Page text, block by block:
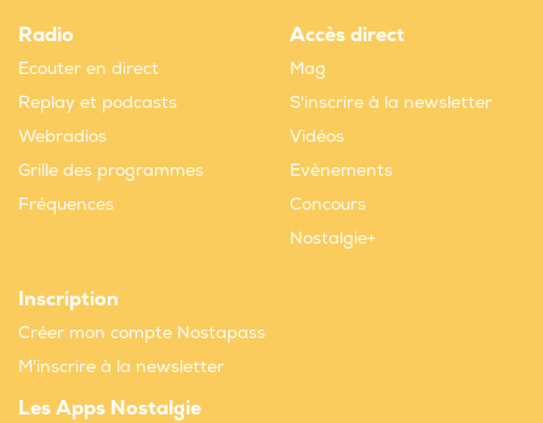
Radio
Ecouter en direct
Replay et podcasts
Webradios
Grille des programmes
Fréquences
Accès direct
Mag
S'inscrire à la newsletter
Vidéos
Evènements
Concours
Nostalgie+
Inscription
Créer mon compte Nostapass
M'inscrire à la newsletter
Les Apps Nostalgie